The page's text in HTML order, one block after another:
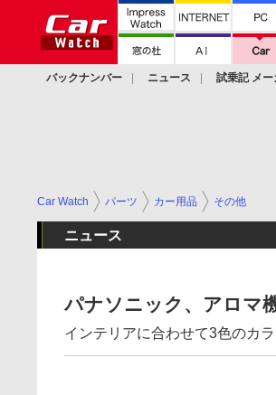
バックナンバー ニュース 試乗記 メー
Car Watch パーツ カー用品 その他
ニュース
パナソニック、アロマ
インテリアに合わせて3色のカ